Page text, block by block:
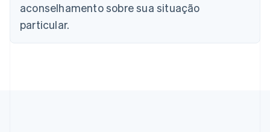
aconselhamento sobre sua situação
particular.
China continental
简体中文English